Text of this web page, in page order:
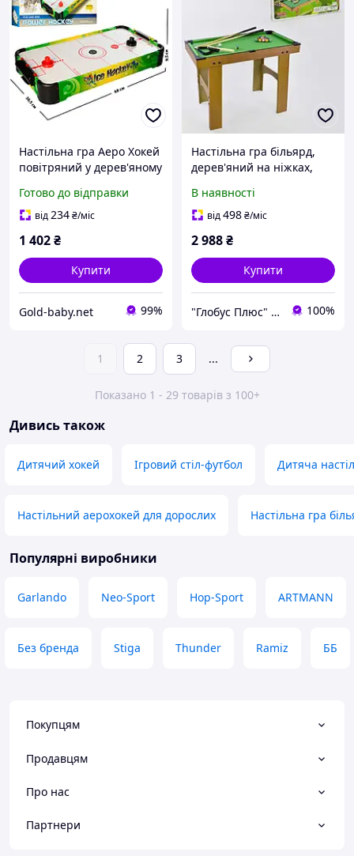
Настільна гра Аеро Хокей
повітряний у дерев'яному
(3003B)
Готово до відправки
від234₴/міс
1 402₴
Купити
Gold-baby.net 99%
Настільна гра більярд,
дерев'яний на ніжках,
В наявності
від498₴/міс
2 988₴
Купити
"Глобус Плюс" інтернет-магазин 100%
1 2 3 ...
Показано 1 - 29 товарів з 100+
Дивись також
Дитячий хокей Ігровий стіл-футбол Дитяча
Настільний аерохокей для дорослих Настільна гра
Популярні виробники
Garlando Neo-Sport Hop-Sport ARTMANN
Без бренда Stiga Thunder Ramiz ББ
Покупцям
Продавцям
Про нас
Партнери